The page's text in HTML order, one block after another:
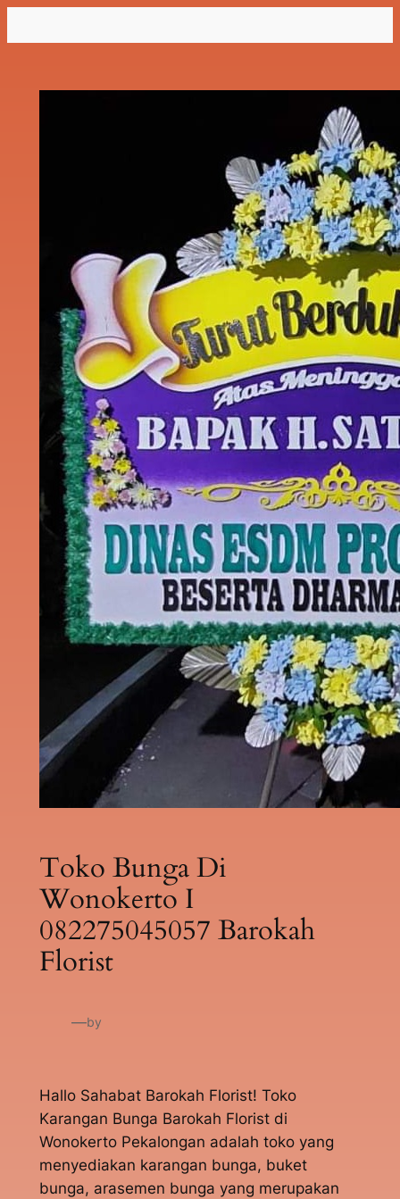
ke
Toko Bunga Di
Wonokerto I
082275045057 Barokah
Florist
—by
Hallo Sahabat Barokah Florist! Toko
Karangan Bunga Barokah Florist di
Wonokerto Pekalongan adalah toko yang
menyediakan karangan bunga, buket
bunga, arasemen bunga yang merupakan